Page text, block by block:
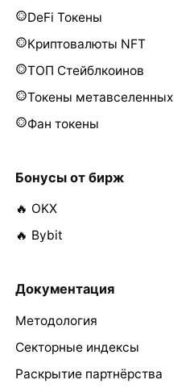
DeFi Токены
Криптовалюты NFT
ТОП Стейблкоинов
Токены метавселенных
Фан токены
Бонусы от бирж
🔥 OKX
🔥 Bybit
Документация
Методология
Секторные индексы
Раскрытие партнёрства